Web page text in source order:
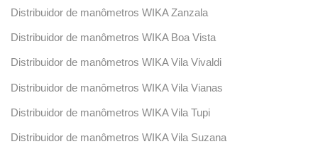
Distribuidor de manômetros WIKA Zanzala
Distribuidor de manômetros WIKA Boa Vista
Distribuidor de manômetros WIKA Vila Vivaldi
Distribuidor de manômetros WIKA Vila Vianas
Distribuidor de manômetros WIKA Vila Tupi
Distribuidor de manômetros WIKA Vila Suzana